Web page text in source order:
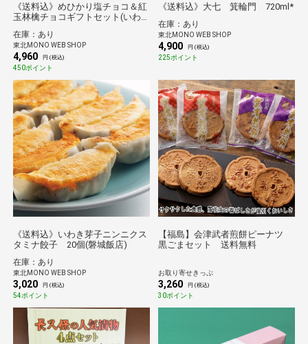
《送料込》めひかり塩チョコ＆紅
玉林檎チョコギフトセット(いわ
在庫：あり
東北MONO WEB SHOP
4,960 円 (税込)
450ポイント
《送料込》大七 箕輪門 720ml*
在庫：あり
東北MONO WEB SHOP
4,900 円 (税込)
225ポイント
《送料込》いわき芽子ニンニクス
タミナ餃子 20個(磐城飯店)
在庫：あり
東北MONO WEB SHOP
3,020 円 (税込)
54ポイント
【福島】会津武者煎餅ピーナツ
黒ごまセット 送料無料
お取り寄せきっぷ
3,260 円 (税込)
30ポイント